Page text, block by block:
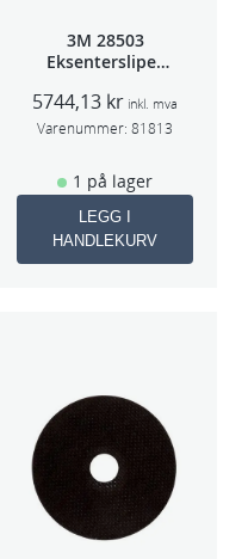
3M 28503
Eksentersliper
5mm slag
75mm
5744,13 kr inkl. mva
Varenummer: 81813
1 på lager
LEGG I
HANDLEKURV